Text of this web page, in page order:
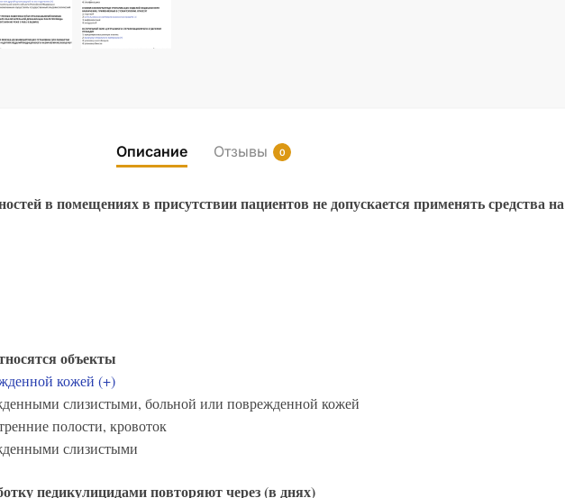
Описание Отзывы 0
в помещениях в присутствии пациентов не допускается применять средства на
объекты
кожей (+)
слизистыми, больной или поврежденной кожей
полости, кровоток
слизистыми
педикулицидами повторяют через (в днях)